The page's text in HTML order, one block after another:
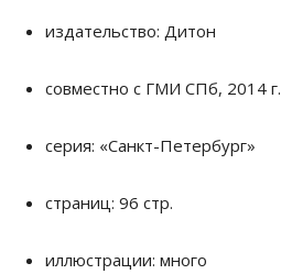
издательство: Дитон
совместно с ГМИ СПб, 2014 г.
серия: «Санкт-Петербург»
страниц: 96 стр.
иллюстрации: много